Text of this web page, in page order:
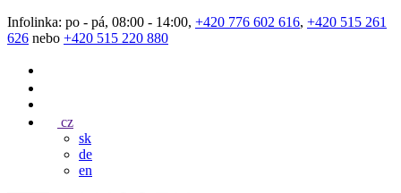
Infolinka: po - pá, 08:00 - 14:00, +420 776 602 616, +420 515 261
626 nebo +420 515 220 880
cz
sk
de
en